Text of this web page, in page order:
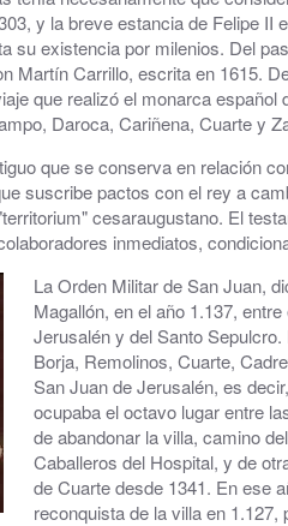
de Movilidad Urbana Sostenible
Ofertas de trabajo y
- Ayuntamiento de Cuarte de
Online
- ALERTAS
Cuarte de Huerva
y la breve estancia de Felipe
su existencia por milenios. Del
Martín Carrillo, escrita en 1615.
que realizó el monarca
Daroca, Cariñena, Cuarte y
que se conserva en relación
suscribe pactos con el rey a
cesaraugustano. El
inmediatos,
La Orden Militar de San Juan,
Magallón, en el año 1.137,
Jerusalén y del Santo
Borja, Remolinos, Cuarte,
San Juan de Jerusalén, es
ocupaba el octavo lugar entre
de abandonar la villa, camino
Caballeros del Hospital, y de
de Cuarte desde 1341. En ese
reconquista de la villa en